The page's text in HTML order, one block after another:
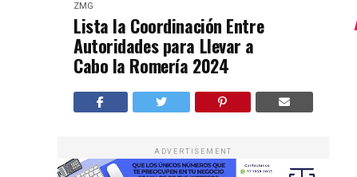
ZMG
Lista la Coordinación Entre
Autoridades para Llevar a
Cabo la Romería 2024
ADVERTISEMENT